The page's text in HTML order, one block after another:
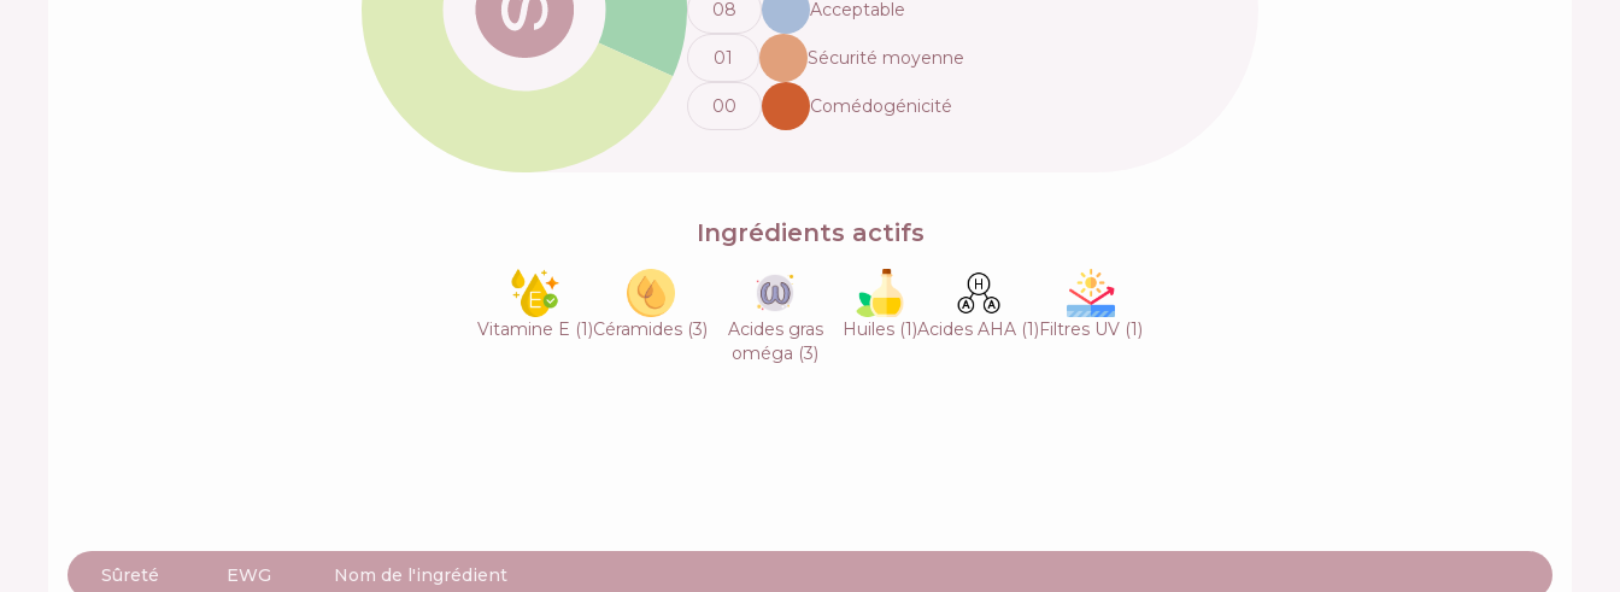
08 Acceptable
01 Sécurité moyenne
00 Comédogénicité
Ingrédients actifs
Vitamine E (1)Céramides (3)
Acides gras
oméga (3)
Huiles (1)Acides AHA (1)Filtres UV (1)
Sûreté EWG Nom de l'ingrédient